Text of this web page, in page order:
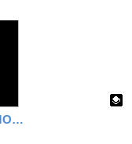
Secuencia didáctica STOP MOTION